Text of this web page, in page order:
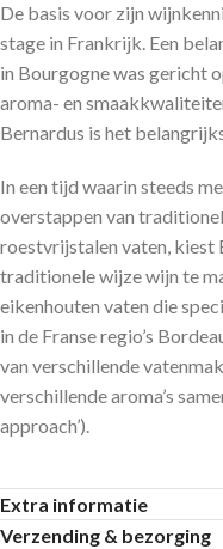
De basis voor zijn
stage in Frankrijk. Een
in Bourgogne was gericht
aroma- en
Bernardus is het
In een tijd waarin steeds
overstappen van
roestvrijstalen vaten, kiest
traditionele wijze wijn te
eikenhouten vaten die
in de Franse regio’s
van verschillende
verschillende aroma’s
approach’).
Extra informatie
Verzending & bezorging